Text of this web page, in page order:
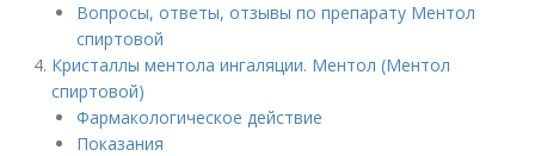
Вопросы, ответы, отзывы по препарату Ментол
спиртовой
Кристаллы ментола ингаляции. Ментол (Ментол
спиртовой)
Фармакологическое действие
Показания